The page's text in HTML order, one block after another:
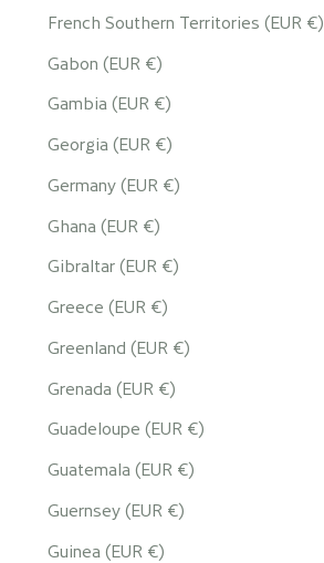
French Southern Territories (EUR €)
Gabon (EUR €)
Gambia (EUR €)
Georgia (EUR €)
Germany (EUR €)
Ghana (EUR €)
Gibraltar (EUR €)
Greece (EUR €)
Greenland (EUR €)
Grenada (EUR €)
Guadeloupe (EUR €)
Guatemala (EUR €)
Guernsey (EUR €)
Guinea (EUR €)